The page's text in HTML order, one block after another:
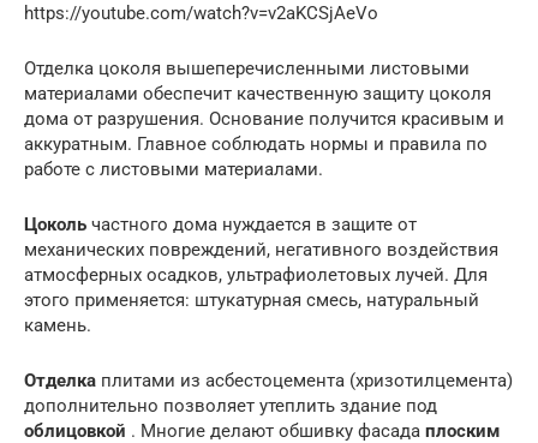
https://youtube.com/watch?v=v2aKCSjAeVo
Отделка цоколя вышеперечисленными листовыми
материалами обеспечит качественную защиту цоколя
дома от разрушения. Основание получится красивым и
аккуратным. Главное соблюдать нормы и правила по
работе с листовыми материалами.
Цоколь частного дома нуждается в защите от
механических повреждений, негативного воздействия
атмосферных осадков, ультрафиолетовых лучей. Для
этого применяется: штукатурная смесь, натуральный
камень.
Отделка плитами из асбестоцемента (хризотилцемента)
дополнительно позволяет утеплить здание под
облицовкой . Многие делают обшивку фасада плоским